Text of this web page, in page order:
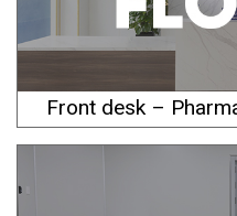
Front desk –